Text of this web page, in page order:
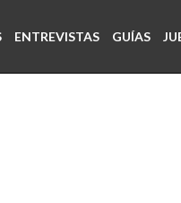
ENTREVISTAS GUÍAS